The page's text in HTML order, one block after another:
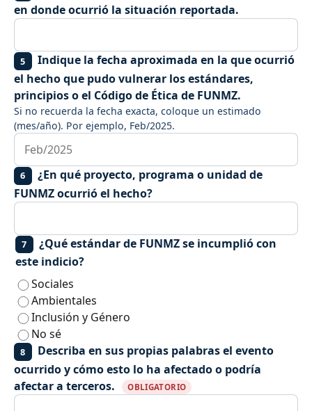
en donde ocurrió la situación reportada.
5
Indique la fecha aproximada en la que ocurrió
el hecho que pudo vulnerar los estándares,
principios o el Código de Ética de FUNMZ.
Si no recuerda la fecha exacta, coloque un estimado
(mes/año). Por ejemplo, Feb/2025.
6
¿En qué proyecto, programa o unidad de
FUNMZ ocurrió el hecho?
7
¿Qué estándar de FUNMZ se incumplió con
este indicio?
Sociales
Ambientales
Inclusión y Género
No sé
8
Describa en sus propias palabras el evento
ocurrido y cómo esto lo ha afectado o podría
afectar a terceros.
OBLIGATORIO